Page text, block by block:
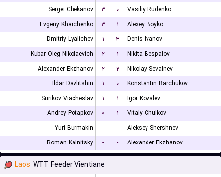
Sergei Chekanov
۳ ۰
Vasiliy Rudenko
Evgeny Kharchenko
۳ ۱
Alexey Boyko
Dmitriy Lyalichev
۱ ۳
Denis Ivanov
Kubar Oleg Nikolaevich
۲ ۱
Nikita Bespalov
Alexander Ekzhanov
۲ ۲
Nikolay Sevalnev
Ildar Davlitshin
۱ ۰
Konstantin Barchukov
Surikov Viacheslav
۱ ۱
Igor Kovalev
Andrey Potapkov
۰ ۱
Vitaly Chulkov
Yuri Burmakin
- -
Aleksey Shershnev
Roman Kalnitsky
- - Alexander Ekzhanov
Laos WTT Feeder Vientiane